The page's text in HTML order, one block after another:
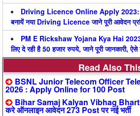
Driving Licence Online Apply 2023:
बनायें नया Driving Licence जाने पूरी आवेदन
PM E Rickshaw Yojana Kya Hai 2023:
लिए दे रही है 50 हजार रुपये, जाने पूरी जानकारी,
Read Also
BSNL Junior Telecom Officer
2026 : Apply Online for 100 Post
Bihar Samaj Kalyan Vibhag Bharti
करे ऑनलाइन आवेदन 273 Post पर नई भर्ती